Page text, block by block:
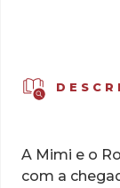
Mimi
A Mimi e o
com a